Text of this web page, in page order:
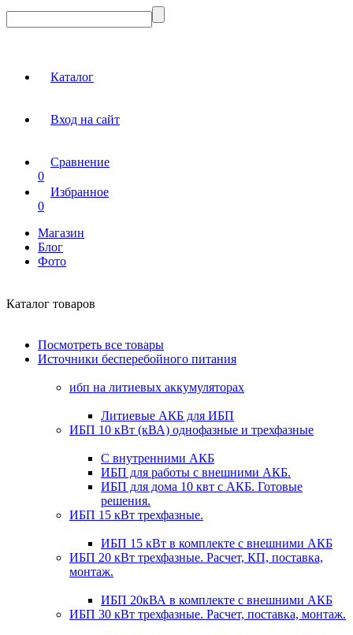
Каталог
Вход на сайт
Сравнение
0
Избранное
0
Магазин
Блог
Фото
Каталог товаров
Посмотреть все товары
Источники бесперебойного питания
ибп на литиевых аккумуляторах
Литиевые АКБ для ИБП
ИБП 10 кВт (кВА) однофазные и трехфазные
С внутренними АКБ
ИБП для работы с внешними АКБ.
ИБП для дома 10 квт с АКБ. Готовые
решения.
ИБП 15 кВт трехфазные.
ИБП 15 кВт в комплекте с внешними АКБ
ИБП 20 кВт трехфазные. Расчет, КП, поставка,
монтаж.
ИБП 20кВА в комплекте с внешними АКБ
ИБП 30 кВт трехфазные. Расчет, поставка, монтаж.